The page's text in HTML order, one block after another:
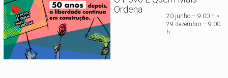
Ordena
20 junho – 9.00 h >
29 dezembro – 9.00
h